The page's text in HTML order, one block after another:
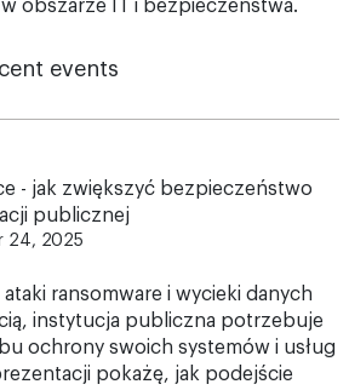
obszarze IT i bezpieczeństwa.
events
- jak zwiększyć bezpieczeństwo
publicznej
24, 2025
ransomware i wycieki danych
instytucja publiczna potrzebuje
ochrony swoich systemów i usług
pokażę, jak podejście